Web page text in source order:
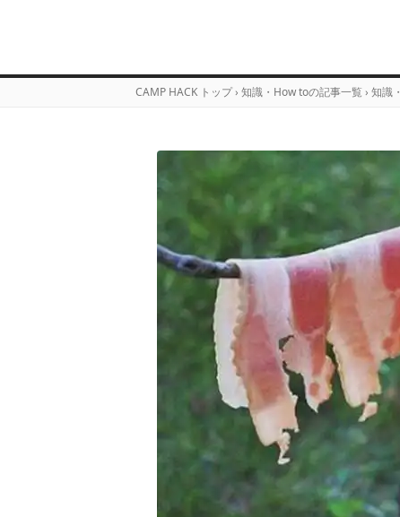
CAMP HACK トップ › 知識・How toの記事一覧 › 知識